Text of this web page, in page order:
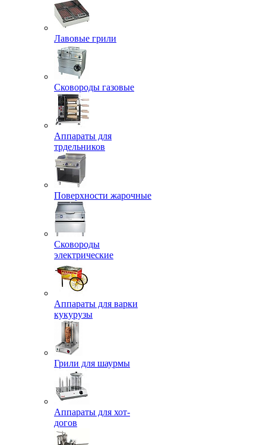
Лавовые грили
Сковороды газовые
Аппараты для
трдельников
Поверхности жарочные
Сковороды
электрические
Аппараты для варки
кукурузы
Грили для шаурмы
Аппараты для хот-
догов